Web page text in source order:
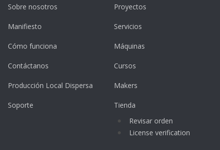
• Collaboration en temps réel : Travaillez à
• Exportation facile : Préparez vos fichiers
pour l’impression 3D ou d’autres usages
modélisation 3D avec Onshape. Pour
Sobre nosotros
Manifiesto
Cómo funciona
Contáctanos
Producción Local Dispersa
Soporte
Proyectos
Servicios
Máquinas
Cursos
Makers
Tienda
Revisar orden
License verification